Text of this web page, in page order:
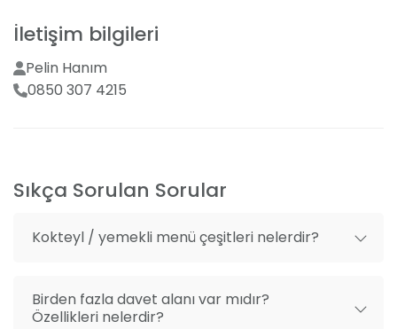
toplantıları, kurumsal etkinlikler ve kokteyller gibi
birçok özel etkinliğiniz için Ayışığı Kır Düğün Salonu'nu
tercih edebilirsiniz. Profesyonel ekibimiz ve geniş açık
alanımız ile hayallerinizdeki organizasyonu gerçeğe
Organizasyon danışmanlığı
Mekan dışı organizasyon getirme
İletişim bilgileri
Pelin Hanım
0850 307 4215
Sıkça Sorulan Sorular
Kokteyl / yemekli menü çeşitleri nelerdir?
Birden fazla davet alanı var mıdır?
Özellikleri nelerdir?